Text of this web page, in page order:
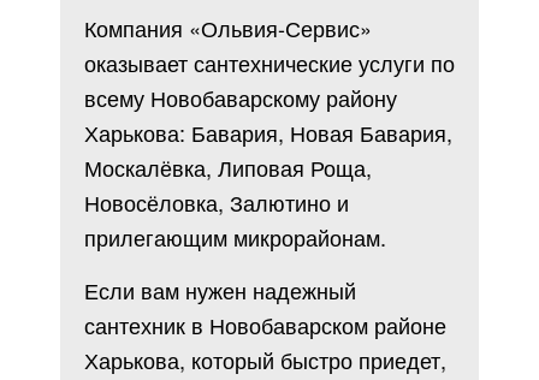
Компания «Ольвия-Сервис»
оказывает сантехнические услуги по
всему Новобаварскому району
Харькова: Бавария, Новая Бавария,
Москалёвка, Липовая Роща,
Новосёловка, Залютино и
прилегающим микрорайонам.
Если вам нужен надежный
сантехник в Новобаварском районе
Харькова, который быстро приедет,